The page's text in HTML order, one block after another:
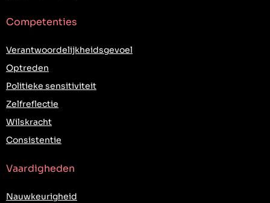
Competenties
Verantwoordelijkheidsgevoel
Optreden
Politieke sensitiviteit
Zelfreflectie
Wilskracht
Consistentie
Vaardigheden
Nauwkeurigheid